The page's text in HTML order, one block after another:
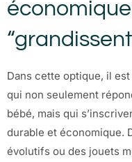
Dans cette optique, il
qui non seulement
bébé, mais qui
durable et économique.
évolutifs ou des jouets